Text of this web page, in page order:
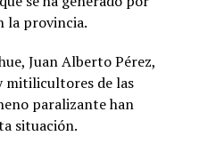
la provincia.
Juan Alberto Pérez,
mitilicultores de las
paralizante han
situación.